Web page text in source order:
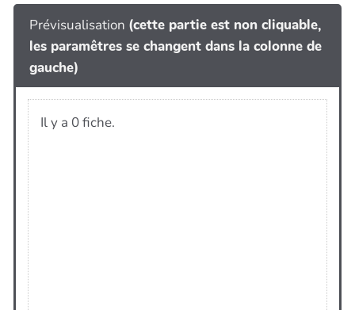
Prévisualisation (cette partie est non cliquable,
les paramêtres se changent dans la colonne de
gauche)